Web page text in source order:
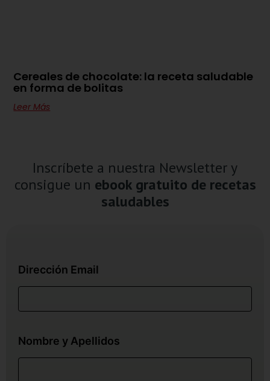
Cereales de chocolate: la receta saludable
en forma de bolitas
Leer Más
Inscríbete a nuestra Newsletter y
consigue un ebook gratuito de recetas
saludables
Dirección Email
Nombre y Apellidos